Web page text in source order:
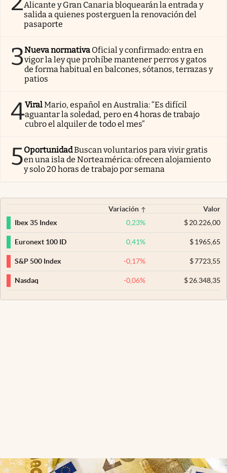
Alicante y Gran Canaria bloquearán la entrada y
salida a quienes posterguen la renovación del
pasaporte
3Nueva normativa Oficial y confirmado: entra en
vigor la ley que prohíbe mantener perros y gatos
de forma habitual en balcones, sótanos, terrazas y
patios
4ViralMario, español en Australia: “Es difícil
aguantar la soledad, pero en 4 horas de trabajo
cubro el alquiler de todo el mes”
5OportunidadBuscan voluntarios para vivir gratis
en una isla de Norteamérica: ofrecen alojamiento
y solo 20 horas de trabajo por semana
Variación
Valor
Ibex 35 Index
0,23% $20.226,00
Euronext 100 ID 0,41% $1965,65
S&P 500 Index -0,17% $7723,55
Nasdaq -0,06% $26.348,35